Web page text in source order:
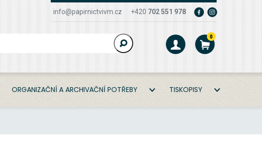
info@papirnictvivm.cz +420 702 551 978
0
ORGANIZAČNÍ A ARCHIVAČNÍ POTŘEBY TISKOPISY